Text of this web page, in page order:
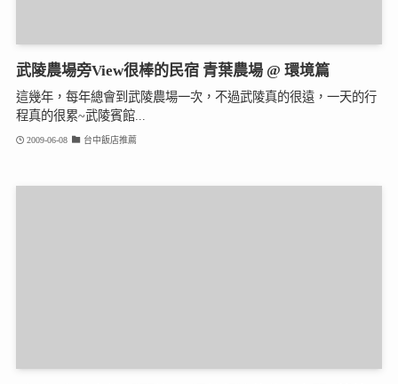
武陵農場旁View很棒的民宿 青葉農場 @ 環境篇
這幾年，每年總會到武陵農場一次，不過武陵真的很遠，一天的行
程真的很累~武陵賓館...
2009-06-08 台中飯店推薦